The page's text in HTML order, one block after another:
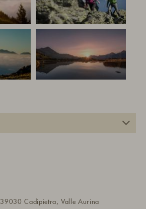
39030 Cadipietra, Valle Aurina